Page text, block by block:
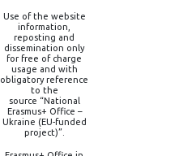
Use of the website
information,
reposting and
dissemination only
for free of charge
usage and with
obligatory reference
to the
source “National
Erasmus+ Office –
Ukraine (EU-funded
project)”.